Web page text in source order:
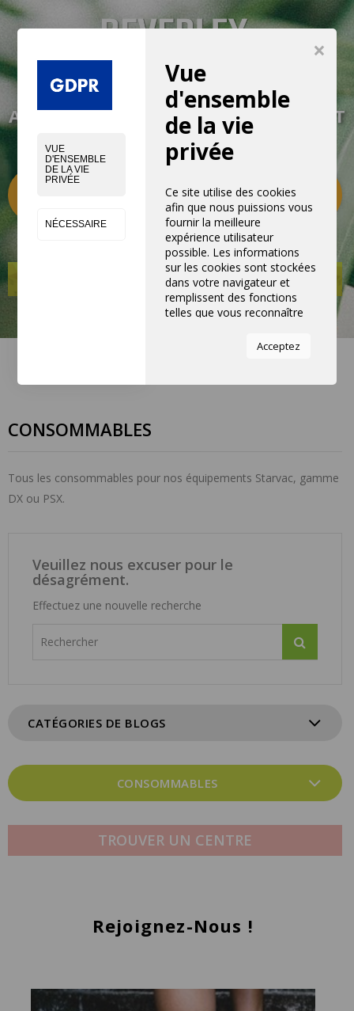
×
VUE
D'ENSEMBLE
DE LA VIE
PRIVÉE
NÉCESSAIRE
Vue
d'ensemble
de la vie
privée
Ce site utilise des cookies
afin que nous puissions vous
fournir la meilleure
expérience utilisateur
possible. Les informations
sur les cookies sont stockées
dans votre navigateur et
remplissent des fonctions
telles que vous reconnaître
notre site Web et aider notre
équipe à comprendre les
trouvez les plus
le côté gauche.
Acceptez
VIVEZ UNE EXPÉRIENCE NOUVELLE
AVEC NOS PRODUITS, ÉQUIPEMENTS ET
SERVICES
Catégories
CONSOMMABLES
Tous les consommables pour nos équipements Starvac, gamme
DX ou PSX.
Veuillez nous excuser pour le
désagrément.
Effectuez une nouvelle recherche
CATÉGORIES DE BLOGS
CONSOMMABLES
TROUVER UN CENTRE
Rejoignez-Nous !